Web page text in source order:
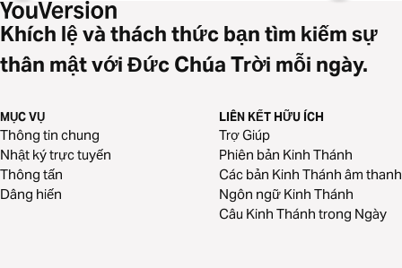
Khích lệ và thách thức bạn tìm kiếm sự
thân mật với Đức Chúa Trời mỗi ngày.
MỤC VỤ
Thông tin chung
Nhật ký trực tuyến
Thông tấn
Dâng hiến
LIÊN KẾT HỮU ÍCH
Trợ Giúp
Phiên bản Kinh Thánh
Các bản Kinh Thánh âm thanh
Ngôn ngữ Kinh Thánh
Câu Kinh Thánh trong Ngày